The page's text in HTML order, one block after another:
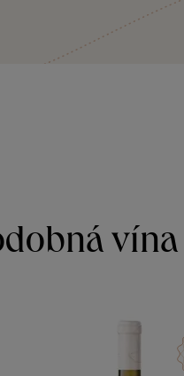
vína